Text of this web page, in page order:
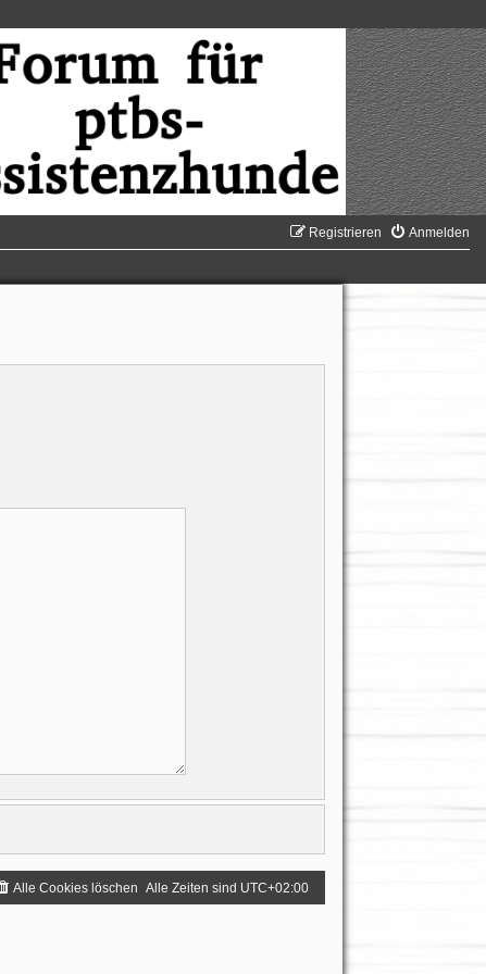
Anmelden
Registrieren
Alle Zeiten sind UTC+02:00
Alle Cookies löschen